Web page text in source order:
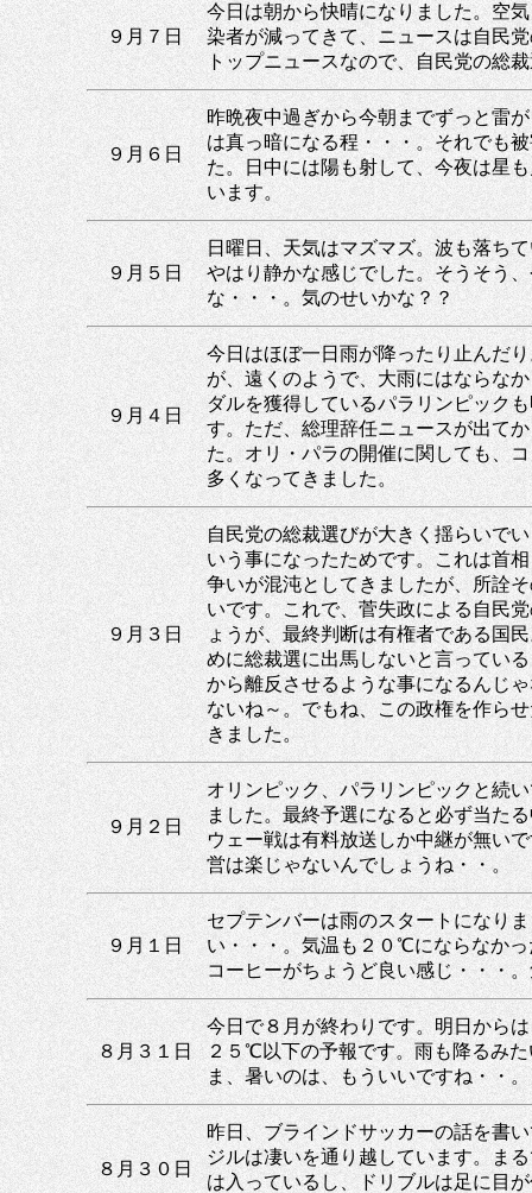
９月７日
今日は朝から快晴になりました。空
染者が減ってきて、ニュースは自民
トップニュースなので、自民党の総
９月６日
昨晩夜中過ぎから今朝までずっと雷
は真っ暗になる程・・・。それでも
た。日中には陽も射して、今夜は星
います。
９月５日
日曜日、天気はマズマズ。波も落ち
やはり静かな感じでした。そうそう
な・・・。気のせいかな？？
９月４日
今日はほぼ一日雨が降ったり止んだ
が、遠くのようで、大雨にはならな
ダルを獲得しているパラリンピック
す。ただ、総理辞任ニュースが出て
た。オリ・パラの開催に関しても、
多くなってきました。
９月３日
自民党の総裁選びが大きく揺らいで
いう事になったためです。これは首
争いが混沌としてきましたが、所詮
いです。これで、菅失政による自民
ょうが、最終判断は有権者である国
めに総裁選に出馬しないと言ってい
から離反させるような事になるんじ
ないね～。でもね、この政権を作ら
きました。
９月２日
オリンピック、パラリンピックと続
ました。最終予選になると必ず当た
ウェー戦は有料放送しか中継が無い
営は楽じゃないんでしょうね・・。
９月１日
セプテンバーは雨のスタートになり
い・・・。気温も２０℃にならなか
コーヒーがちょうど良い感じ・・・
８月３１日
今日で８月が終わりです。明日から
２５℃以下の予報です。雨も降るみ
ま、暑いのは、もういいですね・・。
８月３０日
昨日、ブラインドサッカーの話を書
ジルは凄いを通り越しています。ま
は入っているし、ドリブルは足に目